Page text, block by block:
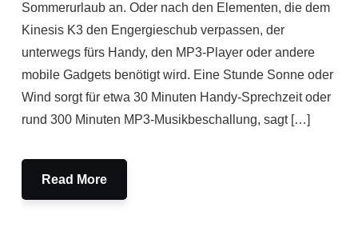
Sommerurlaub an. Oder nach den Elementen, die dem
Kinesis K3 den Engergieschub verpassen, der
unterwegs fürs Handy, den MP3-Player oder andere
mobile Gadgets benötigt wird. Eine Stunde Sonne oder
Wind sorgt für etwa 30 Minuten Handy-Sprechzeit oder
rund 300 Minuten MP3-Musikbeschallung, sagt […]
Read More